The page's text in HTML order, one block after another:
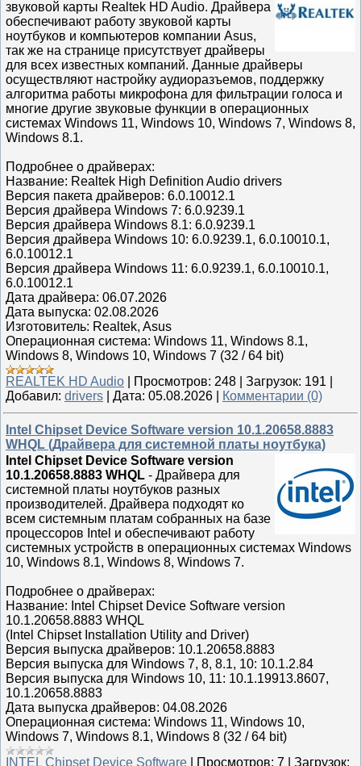
звуковой карты Realtek HD Audio. Драйвера
обеспечивают работу звуковой карты
ноутбуков и компьютеров компании Asus,
так же на странице присутствует драйверы
для всех известных компаний. Данные драйверы
осуществляют настройку аудиоразъемов, поддержку
алгоритма работы микрофона для фильтрации голоса и
многие другие звуковые функции в операционных
системах Windows 11, Windows 10, Windows 7, Windows 8,
Windows 8.1.
Подробнее о драйверах:
Название: Realtek High Definition Audio drivers
Версия пакета драйверов: 6.0.10012.1
Версия драйвера Windows 7: 6.0.9239.1
Версия драйвера Windows 8.1: 6.0.9239.1
Версия драйвера Windows 10: 6.0.9239.1, 6.0.10010.1,
6.0.10012.1
Версия драйвера Windows 11: 6.0.9239.1, 6.0.10010.1,
6.0.10012.1
Дата драйвера: 06.07.2026
Дата выпуска: 02.08.2026
Изготовитель: Realtek, Asus
Операционная система: Windows 11, Windows 8.1,
Windows 8, Windows 10, Windows 7 (32 / 64 bit)
REALTEK HD Audio
Просмотров: 248 Загрузок: 191
Добавил: drivers Дата: 05.08.2026 Комментарии (0)
Intel Chipset Device Software version 10.1.20658.8883
WHQL (Драйвера для системной платы ноутбука)
Intel Chipset Device Software version
10.1.20658.8883 WHQL - Драйвера для
системной платы ноутбуков разных
производителей. Драйвера подходят ко
всем системным платам собранных на базе
процессоров Intel и обеспечивают работу
системных устройств в операционных системах Windows
10, Windows 8.1, Windows 8, Windows 7.
Подробнее о драйверах:
Название: Intel Chipset Device Software version
10.1.20658.8883 WHQL
(Intel Chipset Installation Utility and Driver)
Версия выпуска драйверов: 10.1.20658.8883
Версия выпуска для Windows 7, 8, 8.1, 10: 10.1.2.84
Версия выпуска для Windows 10, 11: 10.1.19913.8607,
10.1.20658.8883
Дата выпуска драйверов: 04.08.2026
Операционная система: Windows 11, Windows 10,
Windows 7, Windows 8.1, Windows 8 (32 / 64 bit)
INTEL Chipset Device Software
Просмотров: 7 Загрузок: